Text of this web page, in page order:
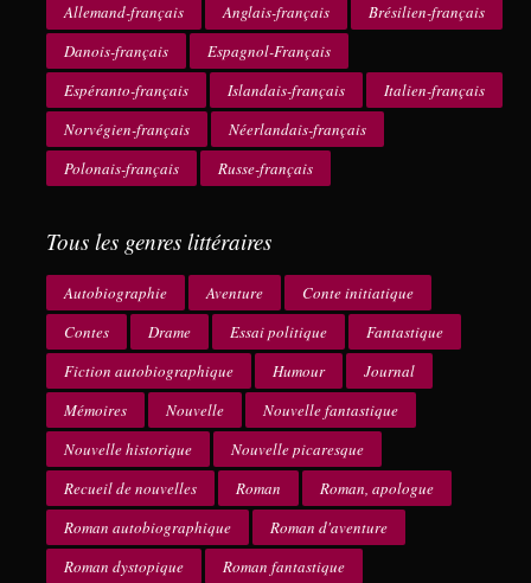
Allemand-français Anglais-français
Brésilien-français
Danois-français
Espagnol-Français
Espéranto-français
Islandais-français
Italien-français
Norvégien-français
Néerlandais-français
Polonais-français
Russe-français
Tous les genres littéraires
Autobiographie Aventure
Conte initiatique
Contes
Drame Essai politique
Fantastique
Fiction autobiographique
Humour
Journal
Mémoires
Nouvelle
Nouvelle fantastique
Nouvelle historique
Nouvelle picaresque
Recueil de nouvelles
Roman
Roman, apologue
Roman autobiographique
Roman d'aventure
Roman dystopique
Roman fantastique